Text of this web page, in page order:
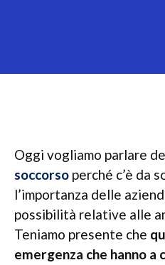
Oggi vogliamo parlare de
soccorso perché c’è da
l’importanza delle
possibilità relative alle
Teniamo presente che
emergenza che hanno a